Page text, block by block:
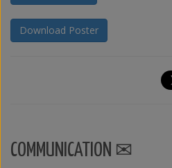
Download Poster
COMMUNICATION